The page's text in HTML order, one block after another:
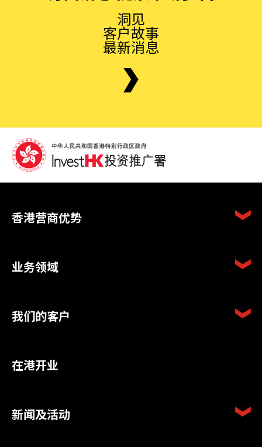
洞见
客户故事
最新消息
香港营商优势
业务领域
我们的客户
在港开业
新闻及活动